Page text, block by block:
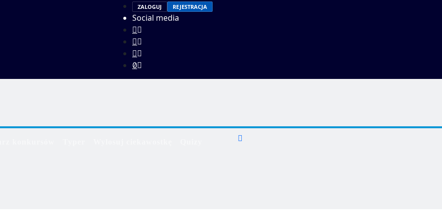
ZALOGUJ REJESTRACJA
Social media